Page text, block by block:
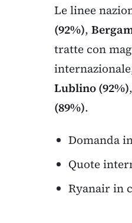
Le linee
(92%),
tratte con
Lublino (92%),
(89%).
Domanda
Quote
Ryanair in